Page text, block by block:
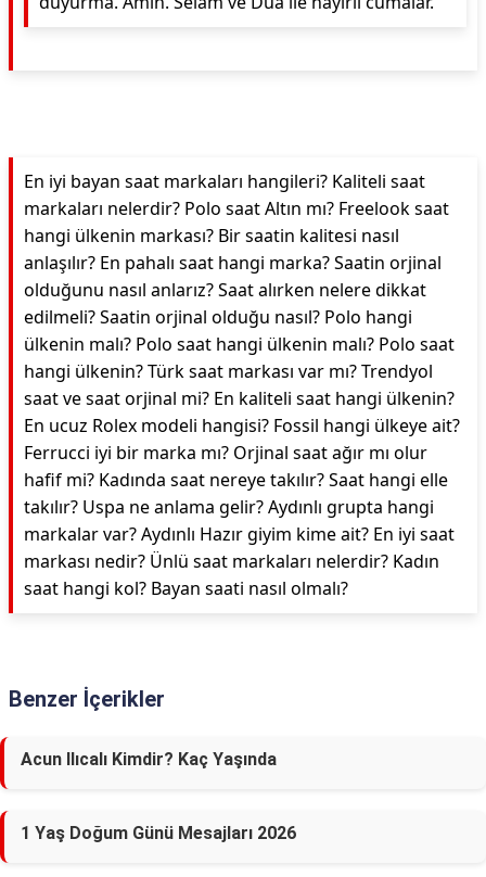
En iyi bayan saat markaları hangileri? Kaliteli saat
markaları nelerdir? Polo saat Altın mı? Freelook saat
hangi ülkenin markası? Bir saatin kalitesi nasıl
anlaşılır? En pahalı saat hangi marka? Saatin orjinal
olduğunu nasıl anlarız? Saat alırken nelere dikkat
edilmeli? Saatin orjinal olduğu nasıl? Polo hangi
ülkenin malı? Polo saat hangi ülkenin malı? Polo saat
hangi ülkenin? Türk saat markası var mı? Trendyol
saat ve saat orjinal mi? En kaliteli saat hangi ülkenin?
En ucuz Rolex modeli hangisi? Fossil hangi ülkeye ait?
Ferrucci iyi bir marka mı? Orjinal saat ağır mı olur
hafif mi? Kadında saat nereye takılır? Saat hangi elle
takılır? Uspa ne anlama gelir? Aydınlı grupta hangi
markalar var? Aydınlı Hazır giyim kime ait? En iyi saat
markası nedir? Ünlü saat markaları nelerdir? Kadın
saat hangi kol? Bayan saati nasıl olmalı?
Benzer İçerikler
Acun Ilıcalı Kimdir? Kaç Yaşında
1 Yaş Doğum Günü Mesajları 2026